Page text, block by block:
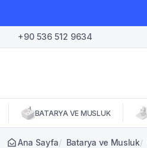
+90 536 512 9634
BATARYA VE MUSLUK
Ana Sayfa/ Batarya ve Musluk/